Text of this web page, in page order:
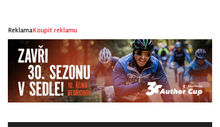
ReklamaKoupit reklamu